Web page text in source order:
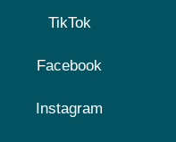
TikTok
Facebook
Instagram